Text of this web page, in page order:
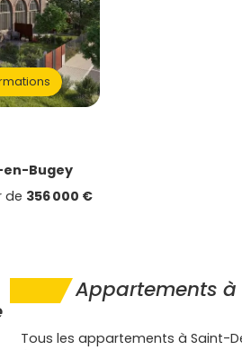
Bugey
de 356 000 €
Appartements
Tous les appartements à Saint-